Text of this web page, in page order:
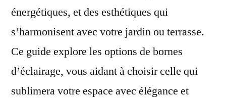
énergétiques, et des esthétiques qui
s’harmonisent avec votre jardin ou terrasse.
Ce guide explore les options de bornes
d’éclairage, vous aidant à choisir celle qui
sublimera votre espace avec élégance et